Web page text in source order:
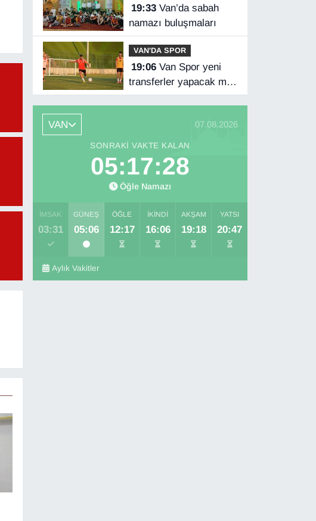
19:33Van’da sabah
namazı buluşmaları
VAN'DA SPOR
19:06Van Spor yeni
transferler yapacak mı?
Başkan Özgür İreç İlhan
VAN
07.08.2026
SONRAKI VAKTE KALAN
05:17:27
Öğle Namazı
İMSAK
03:31
GÜNEŞ
05:06
ÖĞLE
12:17
İKINDI
16:06
AKŞAM
19:18
YATSI
20:47
Aylık Vakitler